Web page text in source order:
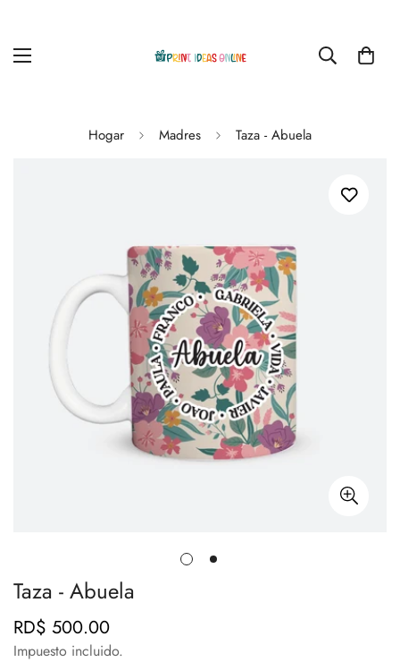
Hogar Madres Taza - Abuela
Taza - Abuela
Precio
regular
RD$ 500.00
Impuesto incluido.